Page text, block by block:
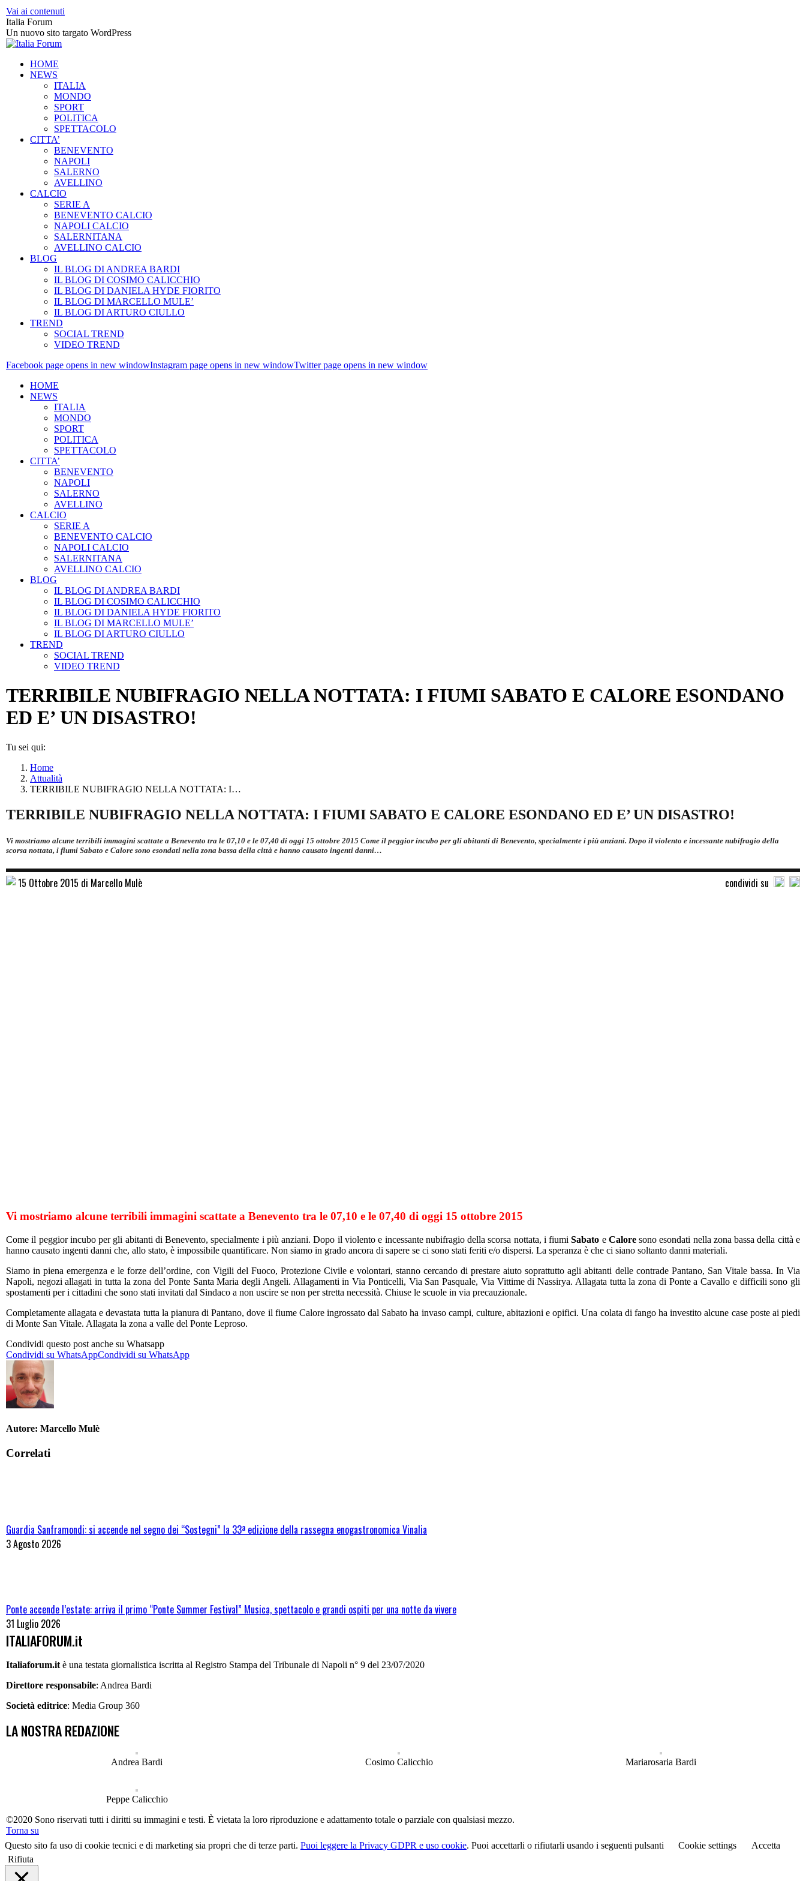
Vai ai contenuti
Italia Forum
Un nuovo sito targato WordPress
HOME
NEWS
ITALIA
MONDO
SPORT
POLITICA
SPETTACOLO
CITTA’
BENEVENTO
NAPOLI
SALERNO
AVELLINO
CALCIO
SERIE A
BENEVENTO CALCIO
NAPOLI CALCIO
SALERNITANA
AVELLINO CALCIO
BLOG
IL BLOG DI ANDREA BARDI
IL BLOG DI COSIMO CALICCHIO
IL BLOG DI DANIELA HYDE FIORITO
IL BLOG DI MARCELLO MULE’
IL BLOG DI ARTURO CIULLO
TREND
SOCIAL TREND
VIDEO TREND
Facebook page opens in new windowInstagram page opens in new windowTwitter page opens in new window
HOME
NEWS
ITALIA
MONDO
SPORT
POLITICA
SPETTACOLO
CITTA’
BENEVENTO
NAPOLI
SALERNO
AVELLINO
CALCIO
SERIE A
BENEVENTO CALCIO
NAPOLI CALCIO
SALERNITANA
AVELLINO CALCIO
BLOG
IL BLOG DI ANDREA BARDI
IL BLOG DI COSIMO CALICCHIO
IL BLOG DI DANIELA HYDE FIORITO
IL BLOG DI MARCELLO MULE’
IL BLOG DI ARTURO CIULLO
TREND
SOCIAL TREND
VIDEO TREND
TERRIBILE NUBIFRAGIO NELLA NOTTATA: I FIUMI SABATO E CALORE ESONDANO
ED E’ UN DISASTRO!
Tu sei qui:
Home
Attualità
TERRIBILE NUBIFRAGIO NELLA NOTTATA: I…
TERRIBILE NUBIFRAGIO NELLA NOTTATA: I FIUMI SABATO E CALORE ESONDANO ED E’ UN DISASTRO!
Vi mostriamo alcune terribili immagini scattate a Benevento tra le 07,10 e le 07,40 di oggi 15 ottobre 2015 Come il peggior incubo per gli abitanti di Benevento, specialmente i più anziani. Dopo il violento e incessante nubifragio della
scorsa nottata, i fiumi Sabato e Calore sono esondati nella zona bassa della città e hanno causato ingenti danni…
15 Ottobre 2015 di Marcello Mulè condividi su
Vi mostriamo alcune terribili immagini scattate a Benevento tra le 07,10 e le 07,40 di oggi 15 ottobre 2015
Come il peggior incubo per gli abitanti di Benevento, specialmente i più anziani. Dopo il violento e incessante nubifragio della scorsa nottata, i fiumiSabato e Caloresono esondati nella zona bassa della città e
hanno causato ingenti danni che, allo stato, è impossibile quantificare. Non siamo in grado ancora di sapere se ci sono stati feriti e/o dispersi. La speranza è che ci siano soltanto danni materiali.
Siamo in piena emergenza e le forze dell’ordine, con Vigili del Fuoco, Protezione Civile e volontari, stanno cercando di prestare aiuto soprattutto agli abitanti delle contrade Pantano, San Vitale bassa. In Via
Napoli, negozi allagati in tutta la zona del Ponte Santa Maria degli Angeli. Allagamenti in Via Ponticelli, Via San Pasquale, Via Vittime di Nassirya. Allagata tutta la zona di Ponte a Cavallo e difficili sono gli
spostamenti per i cittadini che sono stati invitati dal Sindaco a non uscire se non per stretta necessità. Chiuse le scuole in via precauzionale.
Completamente allagata e devastata tutta la pianura di Pantano, dove il fiume Calore ingrossato dal Sabato ha invaso campi, culture, abitazioni e opifici. Una colata di fango ha investito alcune case poste ai piedi
di Monte San Vitale. Allagata la zona a valle del Ponte Leproso.
Condividi questo post anche su Whatsapp
Condividi su WhatsAppCondividi su WhatsApp
Autore: Marcello Mulè
Correlati
Guardia Sanframondi: si accende nel segno dei “Sostegni” la 33ª edizione della rassegna enogastronomica Vinalia
3 Agosto 2026
Ponte accende l’estate: arriva il primo “Ponte Summer Festival” Musica, spettacolo e grandi ospiti per una notte da vivere
31 Luglio 2026
ITALIAFORUM.it
Italiaforum.it è una testata giornalistica iscritta al Registro Stampa del Tribunale di Napoli n° 9 del 23/07/2020
Direttore responsabile: Andrea Bardi
Società editrice: Media Group 360
LA NOSTRA REDAZIONE
Andrea Bardi Cosimo Calicchio Mariarosaria Bardi
Peppe Calicchio
©2020 Sono riservati tutti i diritti su immagini e testi. È vietata la loro riproduzione e adattamento totale o parziale con qualsiasi mezzo.
Torna su
Questo sito fa uso di cookie tecnici e di marketing sia propri che di terze parti. Puoi leggere la Privacy GDPR e uso cookie. Puoi accettarli o rifiutarli usando i seguenti pulsanti Cookie settings
Accetta
Rifiuta